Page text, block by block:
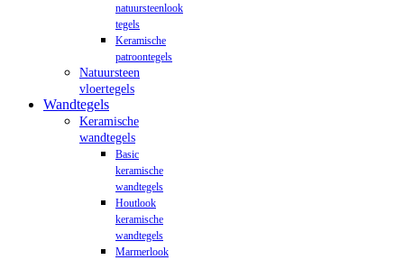
natuursteenlook
tegels
Keramische
patroontegels
Natuursteen
vloertegels
Wandtegels
Keramische
wandtegels
Basic
keramische
wandtegels
Houtlook
keramische
wandtegels
Marmerlook